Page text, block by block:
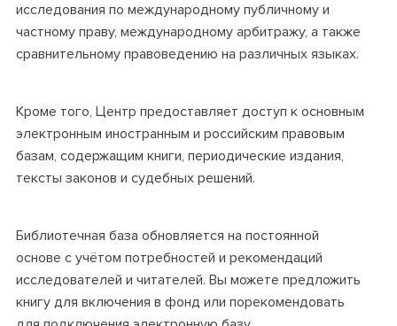
исследования по международному публичному и
частному праву, международному арбитражу, а также
сравнительному правоведению на различных языках.
Кроме того, Центр предоставляет доступ к основным
электронным иностранным и российским правовым
базам, содержащим книги, периодические издания,
тексты законов и судебных решений.
Библиотечная база обновляется на постоянной
основе с учётом потребностей и рекомендаций
исследователей и читателей. Вы можете предложить
книгу для включения в фонд или порекомендовать